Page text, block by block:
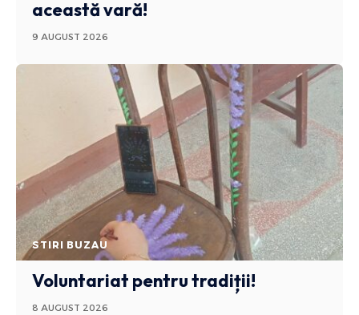
această vară!
9 AUGUST 2026
STIRI BUZAU
Voluntariat pentru tradiții!
8 AUGUST 2026